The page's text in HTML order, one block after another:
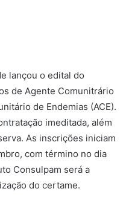
lançou o edital do
de Agente Comunitrário
de Endemias (ACE).
imeditada, além
As inscrições iniciam
com término no dia
Consulpam será a
do certame.